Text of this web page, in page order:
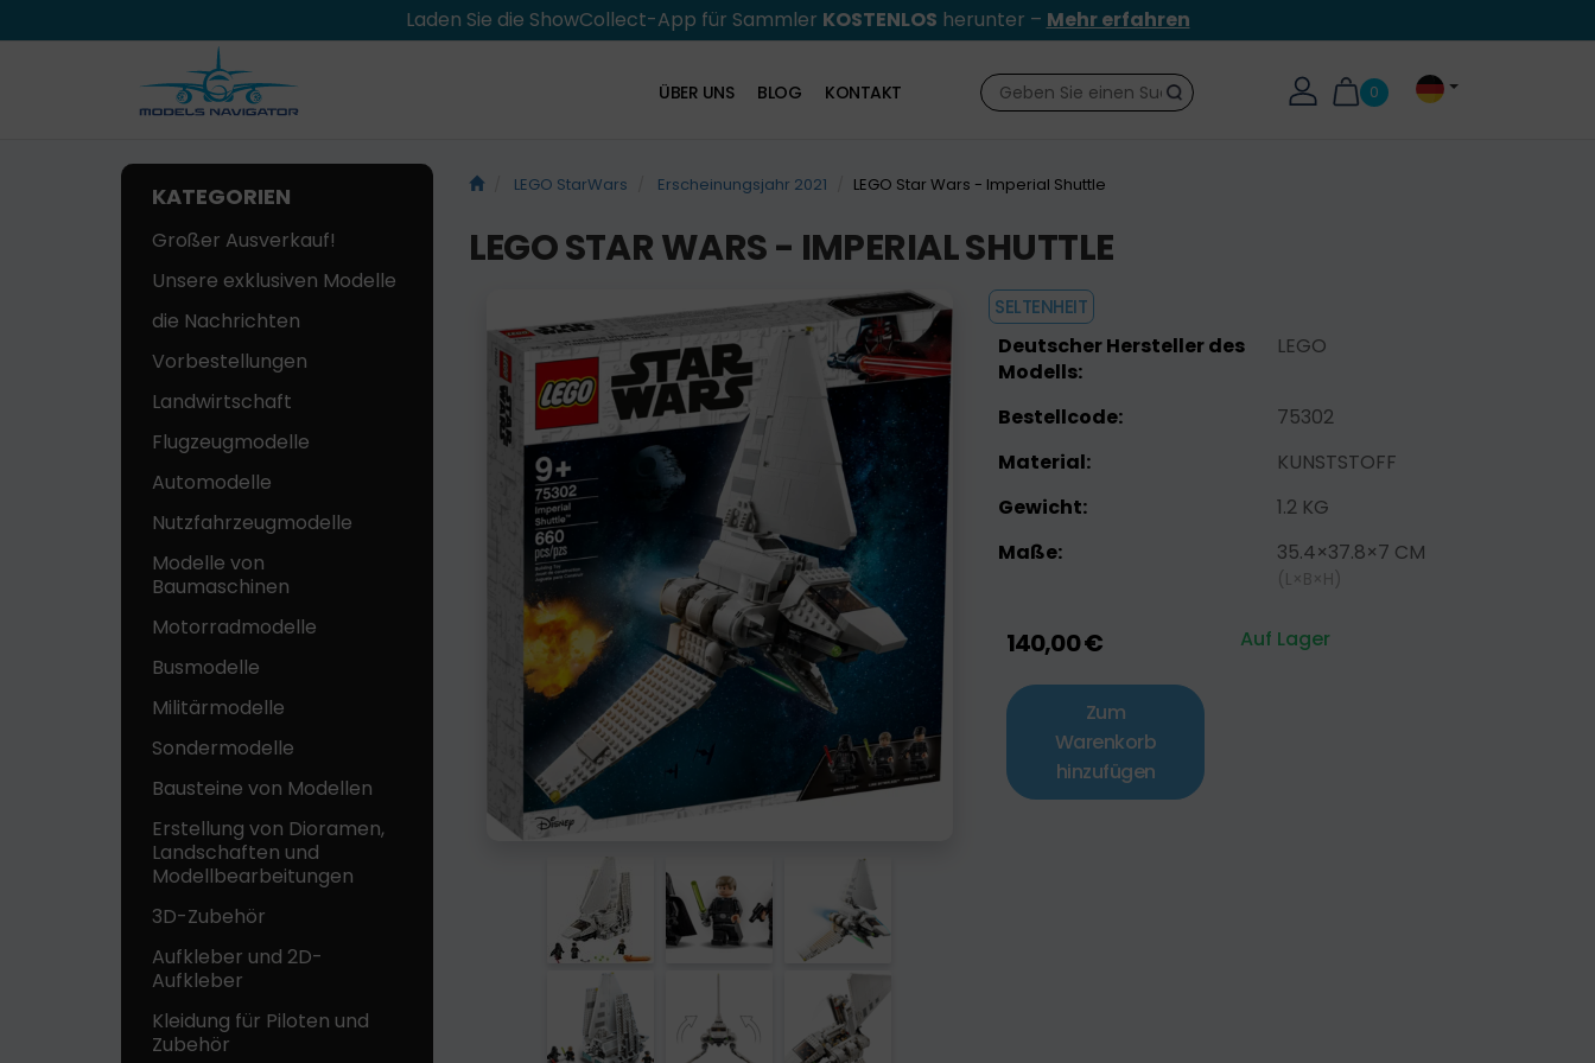
Laden Sie die ShowCollect-App für Sammler KOSTENLOS herunter – Mehr erfahren
0
Suche
ÜBER UNS BLOG KONTAKT
KATEGORIEN
Großer Ausverkauf!
Unsere exklusiven Modelle
die Nachrichten
Vorbestellungen
Landwirtschaft
Flugzeugmodelle
Automodelle
Nutzfahrzeugmodelle
Modelle von
Baumaschinen
Motorradmodelle
Busmodelle
Militärmodelle
Sondermodelle
Bausteine ​​von Modellen
Erstellung von Dioramen,
Landschaften und
Modellbearbeitungen
3D-Zubehör
Aufkleber und 2D-
Aufkleber
Kleidung für Piloten und
Zubehör
LEGO StarWars Erscheinungsjahr 2021 LEGO Star Wars - Imperial Shuttle
LEGO STAR WARS - IMPERIAL SHUTTLE
SELTENHEIT
Deutscher Hersteller des
Modells:
LEGO
Bestellcode:
75302
Material:
KUNSTSTOFF
Gewicht:
1.2 KG
Maße:
35.4×37.8×7 CM
(L×B×H)
140,00 € Auf Lager
Zum
Warenkorb
hinzufügen